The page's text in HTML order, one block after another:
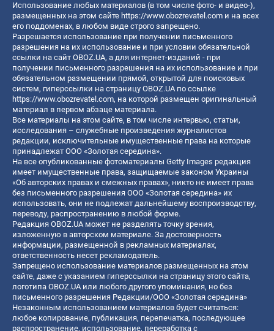
Использование любых материалов (в том числе фото- и видео-),
размещенных на этом сайте https://www.obozrevatel.com и на всех
его поддоменах, в любом виде строго запрещено.
Разрешается использование при получении письменного
разрешения на их использование и при условии обязательной
ссылки на сайт OBOZ.UA, а для интернет-изданий - при
получении письменного разрешения на их использование и при
обязательном размещении прямой, открытой для поисковых
систем, гиперссылки на страницу OBOZ.UA по ссылке
https://www.obozrevatel.com, на которой размещен оригинальный
материал в первом абзаце материала.
Все материалы на этом сайте, в том числе интервью, статьи,
исследования – служебные произведения журналистов
редакции, исключительные имущественные права на которые
принадлежат ООО «Золотая середина».
На все опубликованные фотоматериалы Getty Images редакция
имеет имущественные права, защищаемые законом Украины
«Об авторских правах и смежных правах», никто не имеет права
без письменного разрешения ООО «Золотая середина» их
использовать, они не подлежат дальнейшему воспроизводству,
переводу, распространению в любой форме.
Редакция OBOZ.UA может не разделять точку зрения,
изложенную в авторском материале. За достоверность
информации, размещенной в рекламных материалах,
ответственность несет рекламодатель.
Запрещено использование материалов размещенных на этом
сайте, даже с указанием гиперссылки на страницу этого сайта,
логотипа OBOZ.UA или любого другого упоминания, но без
письменного разрешения Редакции/ООО «Золотая середина»
Незаконным использованием материалов будет считаться:
любое копирование, публикация, перепечатка, последующее
распространение, использование, переработка с